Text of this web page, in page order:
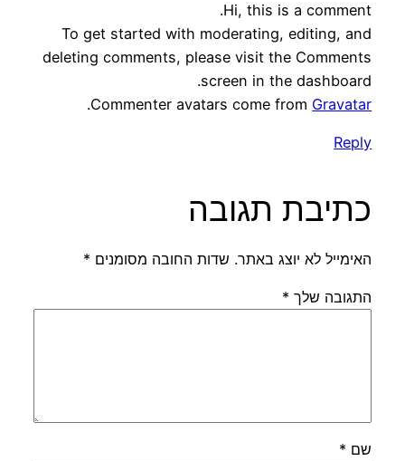
Hi, this is a comment.
To get started with moderating, editing, and
deleting comments, please visit the Comments
screen in the dashboard.
Commenter avatars come from Gravatar
.
Reply
כתיבת תגובה
האימייל לא יוצג באתר. שדות החובה מסומנים *
התגובה שלך *
שם *